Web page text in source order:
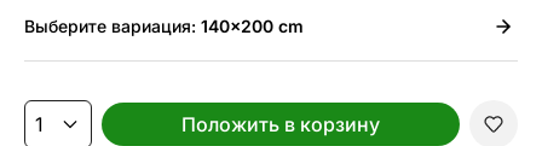
Выберите вариация: 140x200 cm
Положить в корзину